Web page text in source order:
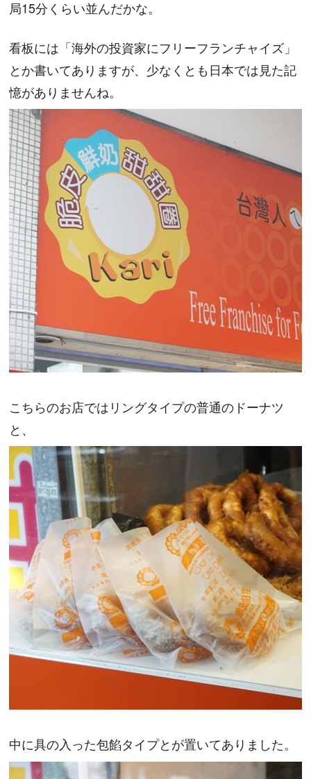
局15分くらい並んだかな。
看板には「海外の投資家にフリーフランチャイズ」
とか書いてありますが、少なくとも日本では見た記
憶がありませんね。
こちらのお店ではリングタイプの普通のドーナツ
と、
中に具の入った包餡タイプとが置いてありました。